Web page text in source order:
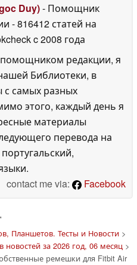
Duy)- Помощник
- 816412 статей на
c 2008 года
редакции, я
Библиотеки, в
самых разных
этого, каждый день я
материалы
перевода на
contact me via:
Facebook
'
Планшетов. Тесты и Новости>
новостей за 2026 год, 06 месяц >
ремешки для Fitbit Air